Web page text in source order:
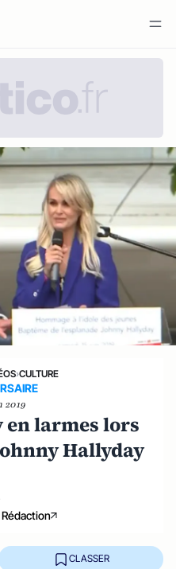
›CULTURE
2019
larmes lors
Hallyday
CLASSER